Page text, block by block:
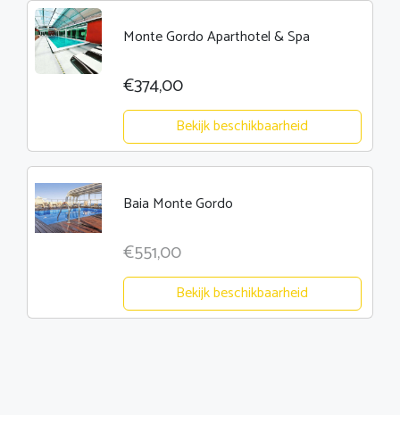
Monte Gordo Aparthotel & Spa
€374,00
Bekijk beschikbaarheid
Baia Monte Gordo
€551,00
Bekijk beschikbaarheid